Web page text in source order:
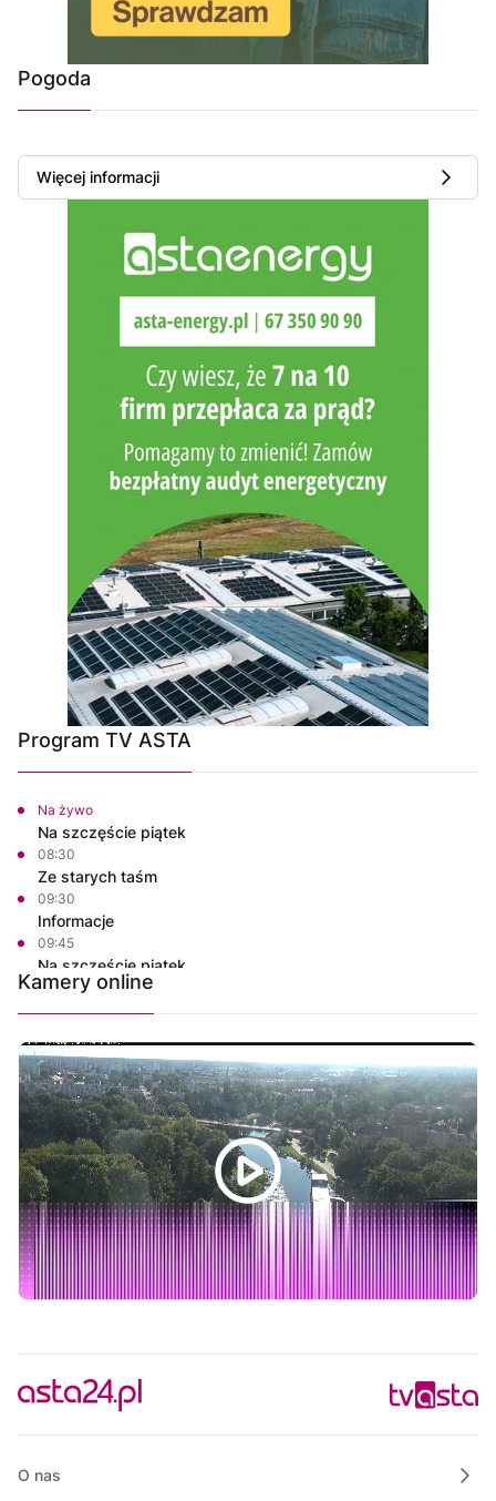
Pogoda
Więcej informacji
Program TV ASTA
Na żywo
Na szczęście piątek
08:30
Ze starych taśm
09:30
Informacje
09:45
Na szczęście piątek
10:00
Polskie Lasy
Raport PCT
11:00
Praktycznie o nieruchomościach
11:55
Bezpieczny Powiat Chodzieski
12:00
Informacje
12:15
Na szczęście piątek
12:30
12:45
13:50
Raport PCT
14:00
Kamery online
O nas